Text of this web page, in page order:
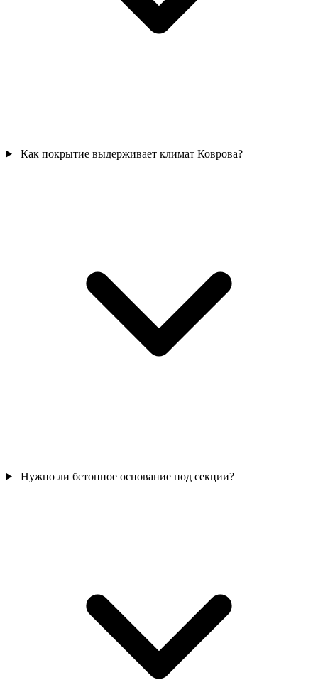
Как покрытие выдерживает климат Коврова?
Нужно ли бетонное основание под секции?